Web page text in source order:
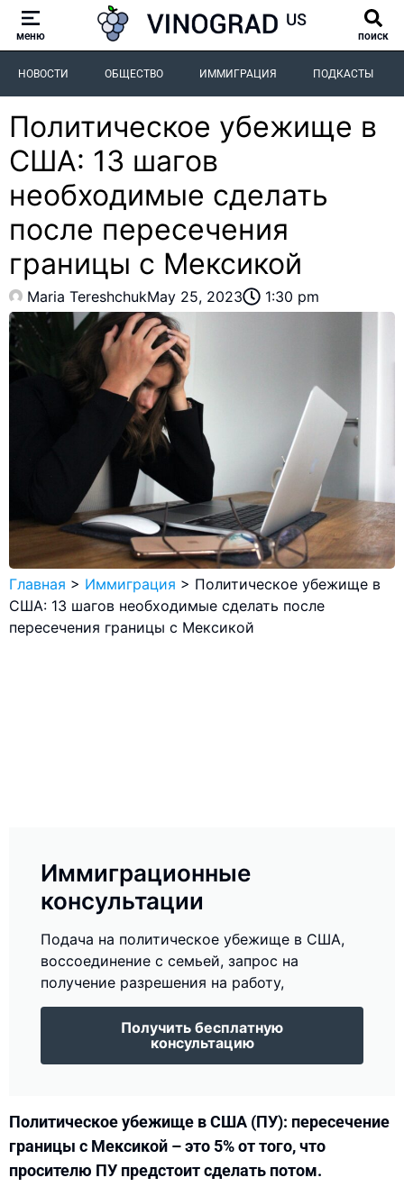
меню поиск
НОВОСТИ ОБЩЕСТВО ИММИГРАЦИЯ ПОДКАСТЫ
Политическое убежище в
США: 13 шагов
необходимые сделать
после пересечения
границы с Мексикой
Maria TereshchukMay 25, 2023 1:30 pm
Главная > Иммиграция > Политическое убежище в
США: 13 шагов необходимые сделать после
пересечения границы с Мексикой
Иммиграционные
консультации
Подача на политическое убежище в США,
воссоединение с семьей, запрос на
получение разрешения на работу,
Получить бесплатную
консультацию
Политическое убежище в США (ПУ): пересечение
границы с Мексикой – это 5% от того, что
просителю ПУ предстоит сделать потом.